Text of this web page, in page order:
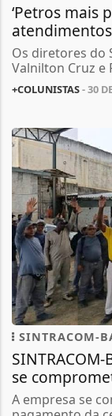
‘Petros mais
Os diretores do
Valnilton Cruz e
+COLUNISTAS- 30
SINTRACOM-
se
A empresa se